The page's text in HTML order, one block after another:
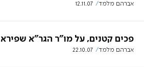
אברהם מלמד 12.11.07
פכים קטנים, על מו"ר הגר"א שפירא
אברהם מלמד 22.10.07